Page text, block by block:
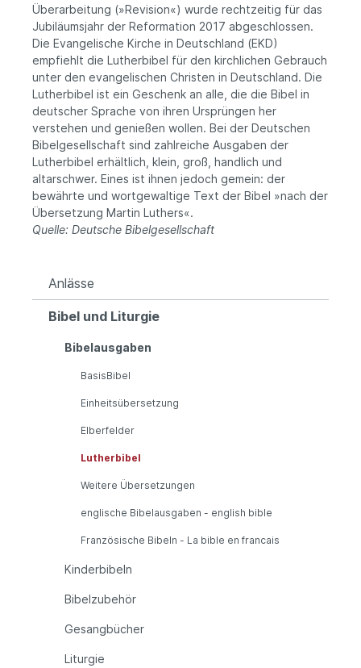
Überarbeitung (»Revision«) wurde rechtzeitig für das
Jubiläumsjahr der Reformation 2017 abgeschlossen.
Die Evangelische Kirche in Deutschland (EKD)
empfiehlt die Lutherbibel für den kirchlichen Gebrauch
unter den evangelischen Christen in Deutschland. Die
Lutherbibel ist ein Geschenk an alle, die die Bibel in
deutscher Sprache von ihren Ursprüngen her
verstehen und genießen wollen. Bei der Deutschen
Bibelgesellschaft sind zahlreiche Ausgaben der
Lutherbibel erhältlich, klein, groß, handlich und
altarschwer. Eines ist ihnen jedoch gemein: der
bewährte und wortgewaltige Text der Bibel »nach der
Übersetzung Martin Luthers«.
Quelle: Deutsche Bibelgesellschaft
Anlässe
Bibel und Liturgie
Bibelausgaben
BasisBibel
Einheitsübersetzung
Elberfelder
Lutherbibel
Weitere Übersetzungen
englische Bibelausgaben - english bible
Französische Bibeln - La bible en francais
Kinderbibeln
Bibelzubehör
Gesangbücher
Liturgie